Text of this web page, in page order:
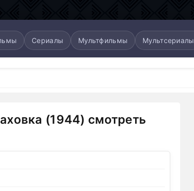
Сериалы Мультфильмы Мультсериалы
(1944) смотреть